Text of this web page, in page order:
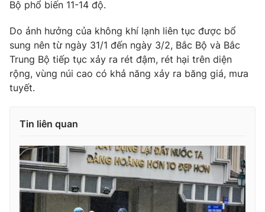
VTV Money VTV Thể thao
VTV Sức khoẻ Bất động sản
VTV9 VTV8
Liên hệ tòa soạn English
Bộ phổ biến 11-14 độ.
Do ảnh hưởng của không khí lạnh liên tục được bổ
sung nên từ ngày 31/1 đến ngày 3/2, Bắc Bộ và Bắc
Trung Bộ tiếp tục xảy ra rét đậm, rét hại trên diện
rộng, vùng núi cao có khả năng xảy ra băng giá, mưa
tuyết.
Tin liên quan